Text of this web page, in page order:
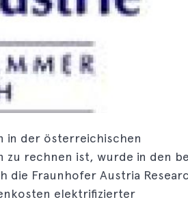
in der österreichischen
zu rechnen ist, wurde in den
die Fraunhofer Austria
elektrifizierter